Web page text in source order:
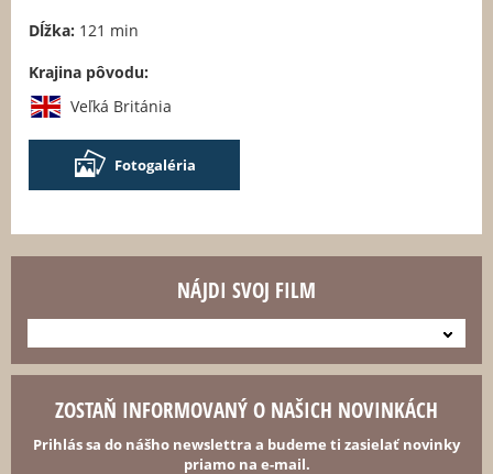
Dĺžka: 121 min
Krajina pôvodu:
Veľká Británia
Fotogaléria
NÁJDI SVOJ FILM
ZOSTAŇ INFORMOVANÝ O NAŠICH NOVINKÁCH
Prihlás sa do nášho newslettra a budeme ti zasielať novinky
priamo na e-mail.